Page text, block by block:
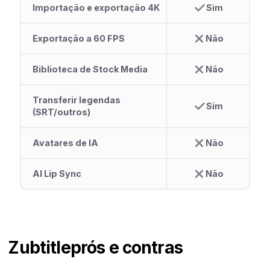
Importação e exportação 4K Sim
Exportação a 60 FPS Não
Biblioteca de Stock Media Não
Transferir legendas
(SRT/outros)
Sim
Avatares de IA Não
AI Lip Sync Não
Zubtitleprós e contras